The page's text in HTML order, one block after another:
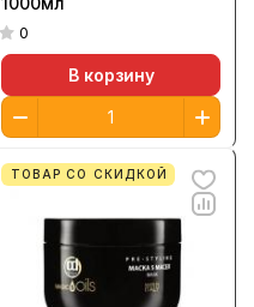
0
В корзину
ТОВАР СО СКИДКОЙ